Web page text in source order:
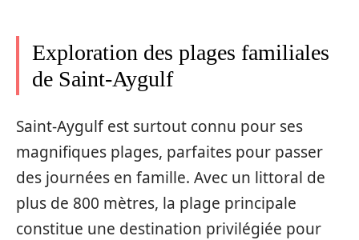
Exploration des plages familiales
de Saint-Aygulf
Saint-Aygulf est surtout connu pour ses
magnifiques plages, parfaites pour passer
des journées en famille. Avec un littoral de
plus de 800 mètres, la plage principale
constitue une destination privilégiée pour